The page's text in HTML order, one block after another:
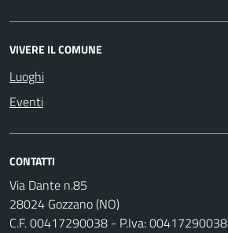
VIVERE IL COMUNE
Luoghi
Eventi
CONTATTI
Via Dante n.85
28024 Gozzano (NO)
C.F. 00417290038 - P.Iva: 00417290038